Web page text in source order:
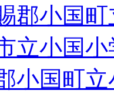
郡小国
立小国小
小国町